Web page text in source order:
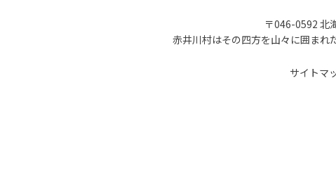
〒046-0592
赤井川村はその四方を山々に囲まれ
サイトマ